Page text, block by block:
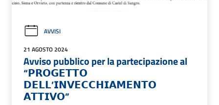
AVVISI
21 AGOSTO 2024
Avviso pubblico per la partecipazione al
“𝗣𝗥𝗢𝗚𝗘𝗧𝗧𝗢
𝗗𝗘𝗟𝗟’𝗜𝗡𝗩𝗘𝗖𝗖𝗛𝗜𝗔𝗠𝗘𝗡𝗧𝗢
𝗔𝗧𝗧𝗜𝗩𝗢”